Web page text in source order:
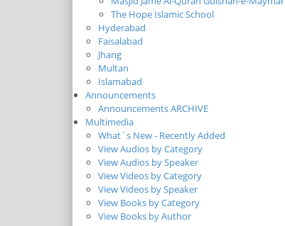
The Hope Islamic School
Hyderabad
Faisalabad
Jhang
Multan
Islamabad
Announcements
Announcements ARCHIVE
Multimedia
What`s New - Recently Added
View Audios by Category
View Audios by Speaker
View Videos by Category
View Videos by Speaker
View Books by Category
View Books by Author